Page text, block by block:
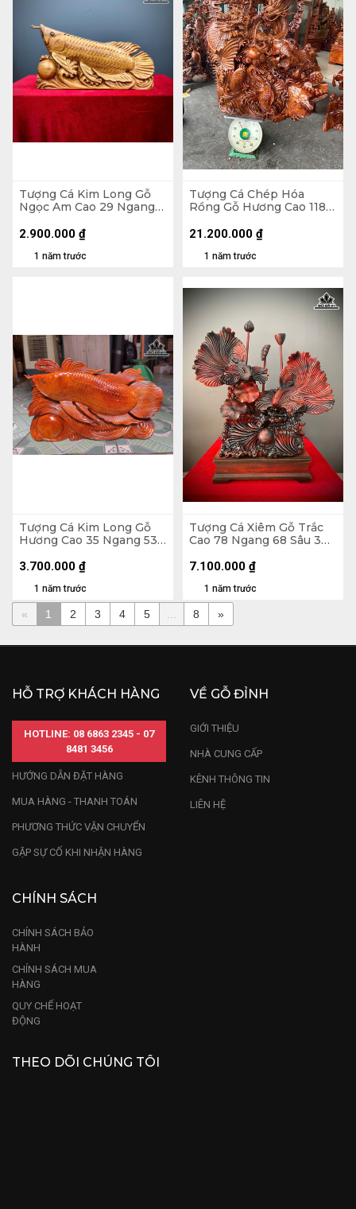
Tượng Cá Kim Long Gỗ
Ngọc Am Cao 29 Ngang
1 năm trước
2.900.000 ₫
Tượng Cá Chép Hóa
Rồng Gỗ Hương Cao 118
1 năm trước
21.200.000 ₫
Tượng Cá Kim Long Gỗ
Hương Cao 35 Ngang 53
1 năm trước
3.700.000 ₫
Tượng Cá Xiêm Gỗ Trắc
Cao 78 Ngang 68 Sâu 30
1 năm trước
7.100.000 ₫
« 1 2 3 4 5 ... 8 »
HỖ TRỢ KHÁCH HÀNG
HOTLINE: 08 6863 2345 - 07
8481 3456
HƯỚNG DẪN ĐẶT HÀNG
MUA HÀNG - THANH TOÁN
PHƯƠNG THỨC VẬN CHUYỂN
GẶP SỰ CỐ KHI NHẬN HÀNG
VỀ GỖ ĐỈNH
GIỚI THIỆU
NHÀ CUNG CẤP
KÊNH THÔNG TIN
LIÊN HỆ
CHÍNH SÁCH
CHÍNH SÁCH BẢO
HÀNH
CHÍNH SÁCH MUA
HÀNG
QUY CHẾ HOẠT
ĐỘNG
THEO DÕI CHÚNG TÔI